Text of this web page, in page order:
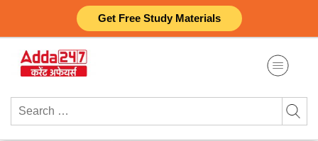
Get Free Study Materials
content
Search